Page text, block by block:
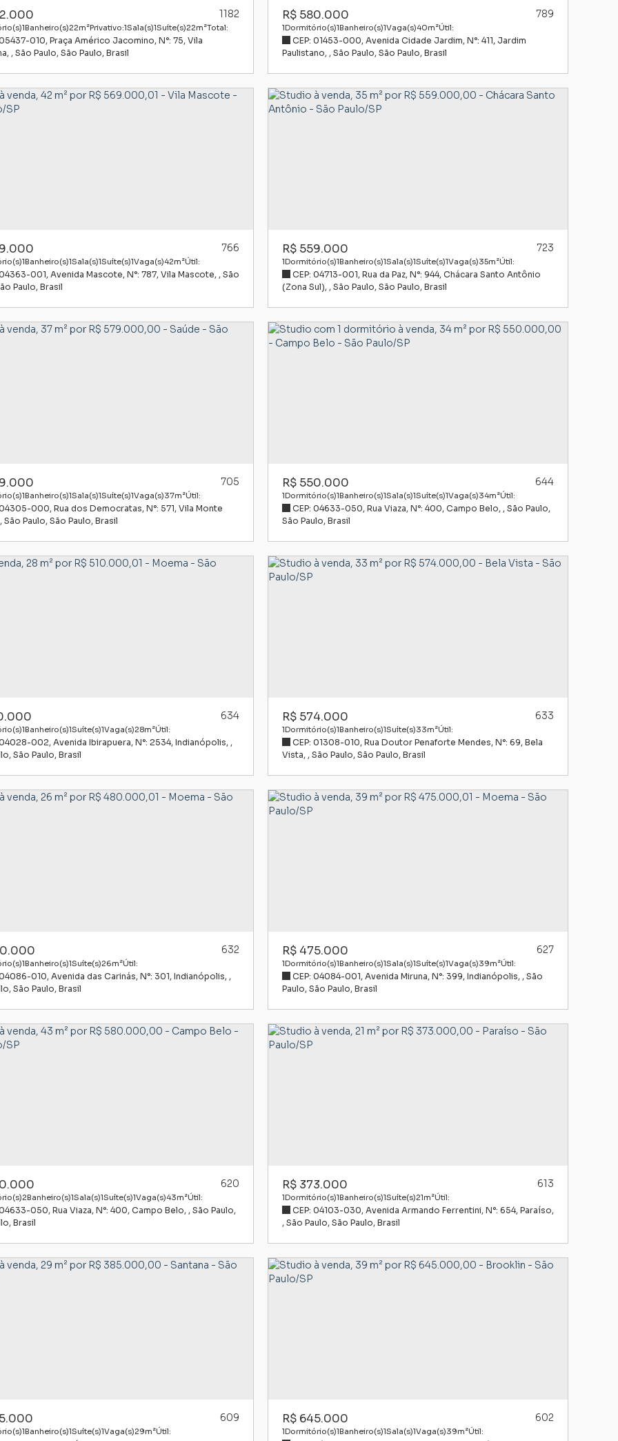
1182
010, Praça Américo Jacomino, N°: 75, Vila
, São Paulo, São Paulo, Brasil
1Banheiro(s) Privativo:
22m² 1Sala(s)1Suíte(s) Total:
22m²
R$580.000 789
CEP: 01453-000, Avenida Cidade Jardim, N°: 411, Jardim
Paulistano , São Paulo, São Paulo, Brasil
1Dormitório(s)1Banheiro(s)1Vaga(s) Útil:
40m²
766
001, Avenida Mascote, N°: 787, Vila Mascote , São
Paulo, Brasil
1Banheiro(s)1Sala(s)1Suíte(s)1Vaga(s) Útil:
42m²
R$559.000 723
CEP: 04713-001, Rua da Paz, N°: 944, Chácara Santo Antônio
(Zona Sul) , São Paulo, São Paulo, Brasil
1Dormitório(s)1Banheiro(s)1Sala(s)1Suíte(s)1Vaga(s) Útil:
35m²
705
04305-000, Rua dos Democratas, N°: 571, Vila Monte
, São Paulo, São Paulo, Brasil
1Banheiro(s)1Sala(s)1Suíte(s)1Vaga(s) Útil:
37m²
R$550.000 644
CEP: 04633-050, Rua Viaza, N°: 400, Campo Belo , São Paulo,
São Paulo, Brasil
1Dormitório(s)1Banheiro(s)1Sala(s)1Suíte(s)1Vaga(s) Útil:
34m²
634
04028-002, Avenida Ibirapuera, N°: 2534, Indianópolis ,
, São Paulo, Brasil
1Banheiro(s)1Suíte(s)1Vaga(s) Útil:
28m²
R$574.000 633
CEP: 01308-010, Rua Doutor Penaforte Mendes, N°: 69, Bela
Vista , São Paulo, São Paulo, Brasil
1Dormitório(s)1Banheiro(s)1Suíte(s) Útil:
33m²
632
04086-010, Avenida das Carinás, N°: 301, Indianópolis ,
, São Paulo, Brasil
1Banheiro(s)1Suíte(s) Útil:
26m²
R$475.000 627
CEP: 04084-001, Avenida Miruna, N°: 399, Indianópolis , São
Paulo, São Paulo, Brasil
1Dormitório(s)1Banheiro(s)1Sala(s)1Suíte(s)1Vaga(s) Útil:
39m²
620
04633-050, Rua Viaza, N°: 400, Campo Belo , São Paulo,
, Brasil
2Banheiro(s)1Sala(s)1Suíte(s)1Vaga(s) Útil:
43m²
R$373.000 613
CEP: 04103-030, Avenida Armando Ferrentini, N°: 654, Paraíso
, São Paulo, São Paulo, Brasil
1Dormitório(s)1Banheiro(s)1Suíte(s) Útil:
21m²
609
1Banheiro(s)1Suíte(s)1Vaga(s) Útil:
29m²
R$645.000 602
1Dormitório(s)1Banheiro(s)1Sala(s)1Vaga(s) Útil:
39m²